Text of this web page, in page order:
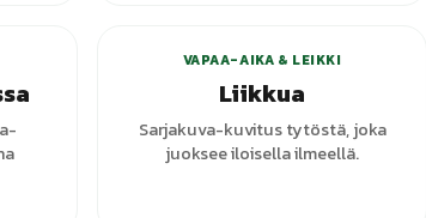
VAPAA-AIKA & LEIKKI
Liikkua
Sarjakuva-kuvitus tytöstä, joka
juoksee iloisella ilmeellä.